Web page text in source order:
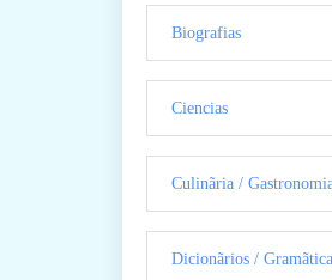
Biografias
Ciencias
Culinãria /
Dicionãrios /